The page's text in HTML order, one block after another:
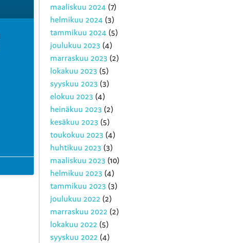
maaliskuu 2024 (7)
helmikuu 2024 (3)
tammikuu 2024 (5)
joulukuu 2023 (4)
marraskuu 2023 (2)
lokakuu 2023 (5)
syyskuu 2023 (3)
elokuu 2023 (4)
heinäkuu 2023 (2)
kesäkuu 2023 (5)
toukokuu 2023 (4)
huhtikuu 2023 (3)
maaliskuu 2023 (10)
helmikuu 2023 (4)
tammikuu 2023 (3)
joulukuu 2022 (2)
marraskuu 2022 (2)
lokakuu 2022 (5)
syyskuu 2022 (4)